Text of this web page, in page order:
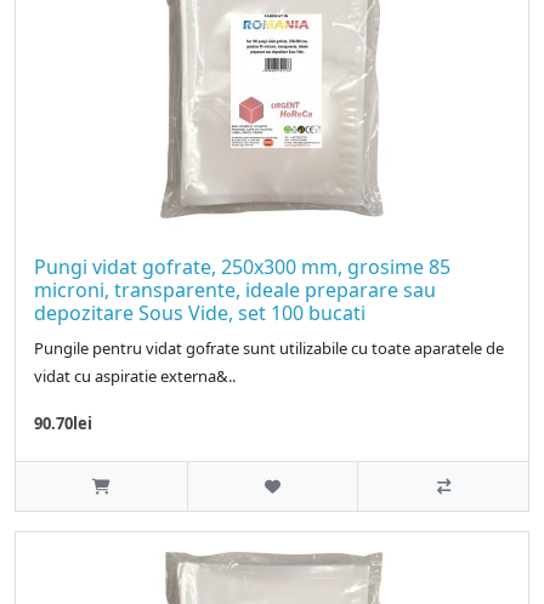
Pungi vidat gofrate, 250x300 mm, grosime 85
microni, transparente, ideale preparare sau
depozitare Sous Vide, set 100 bucati
Pungile pentru vidat gofrate sunt utilizabile cu toate aparatele de
vidat cu aspiratie externa&..
90.70lei